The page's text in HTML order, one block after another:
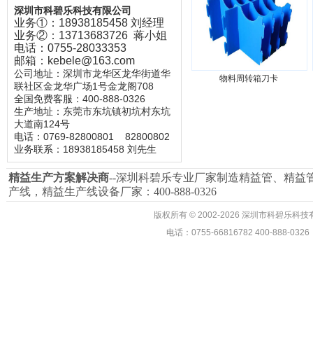
深圳市科碧乐科技有限公司
业务①：18938185458 刘经理
业务②：13713683726 蒋小姐
电话：0755-28033353
邮箱：kebele@163.com
公司地址：深圳市龙华区龙华街道华
联社区金龙华广场1号金龙阁708
全国免费客服：400-888-0326
生产地址：东莞市东坑镇初坑村东坑
大道南124号
电话：0769-82800801 82800802
业务联系：18938185458 刘先生
物料周转箱刀卡
精益生产方案解决商--深圳科碧乐专业厂家制造精益管、 精益
产线，精益生产线设备厂家：400-888-0326
版权所有 © 2002-2026 深圳市科碧乐科
电话：0755-66816782 400-888-